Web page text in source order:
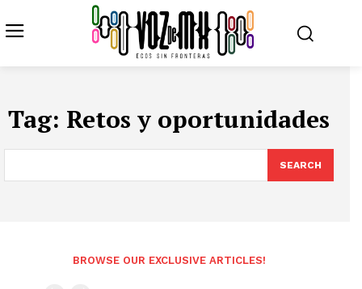
Tag: Retos y oportunidades
SEARCH
BROWSE OUR EXCLUSIVE ARTICLES!